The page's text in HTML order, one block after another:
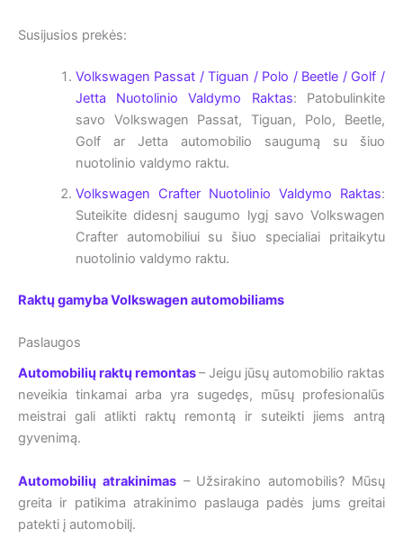
Susijusios prekės:
Volkswagen Passat / Tiguan / Polo / Beetle / Golf /
Jetta Nuotolinio Valdymo Raktas: Patobulinkite
savo Volkswagen Passat, Tiguan, Polo, Beetle,
Golf ar Jetta automobilio saugumą su šiuo
nuotolinio valdymo raktu.
Volkswagen Crafter Nuotolinio Valdymo Raktas:
Suteikite didesnį saugumo lygį savo Volkswagen
Crafter automobiliui su šiuo specialiai pritaikytu
nuotolinio valdymo raktu.
Raktų gamyba Volkswagen automobiliams
Paslaugos
Automobilių raktų remontas– Jeigu jūsų automobilio raktas
neveikia tinkamai arba yra sugedęs, mūsų profesionalūs
meistrai gali atlikti raktų remontą ir suteikti jiems antrą
gyvenimą.
Automobilių atrakinimas– Užsirakino automobilis? Mūsų
greita ir patikima atrakinimo paslauga padės jums greitai
patekti į automobilį.